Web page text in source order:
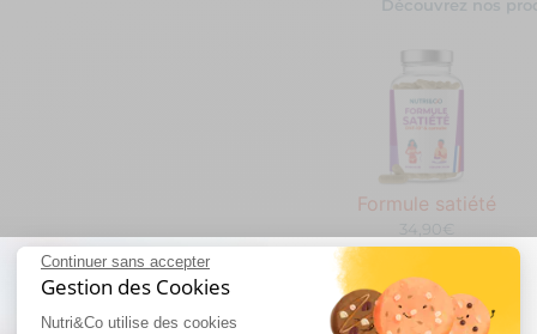
Continuer sans accepter
Gestion des Cookies
Nutri&Co utilise des cookies
Découvrez nos
Formule satiété
34,90€
Complément